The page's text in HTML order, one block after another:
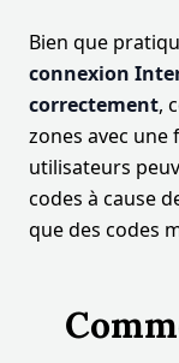
Bien que
connexion
correctement,
zones avec une
utilisateurs
codes à cause
que des codes